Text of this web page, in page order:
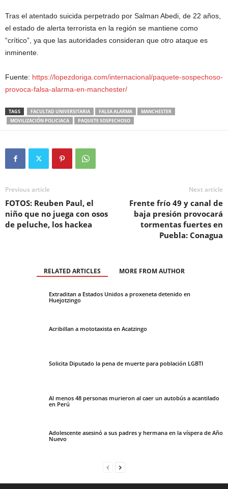
Tras el atentado suicida perpetrado por Salman Abedi, de 22 años,
el estado de alerta terrorista en la región se mantiene como
“crítico”, ya que las autoridades consideran que otro ataque es
inminente.
Fuente: https://lopezdoriga.com/internacional/paquete-sospechoso-
provoca-falsa-alarma-en-manchester/
TAGS FACULTAD UNIVERSITARIA FALSA ALARMA
MANCHESTER
MOVILIZACIÓN POLICIACA
PAQUETE SOSPECHOSO
Previous article
FOTOS: Reuben Paul, el
niño que no juega con osos
de peluche, los hackea
Next article
Frente frío 49 y canal de
baja presión provocará
tormentas fuertes en
Puebla: Conagua
RELATED ARTICLES MORE FROM AUTHOR
Extraditan a Estados Unidos a proxeneta detenido en
Huejotzingo
Acribillan a mototaxista en Acatzingo
Solicita Diputado la pena de muerte para población LGBTI
Al menos 48 personas murieron al caer un autobús a acantilado
en Perú
Adolescente asesinó a sus padres y hermana en la víspera de Año
Nuevo